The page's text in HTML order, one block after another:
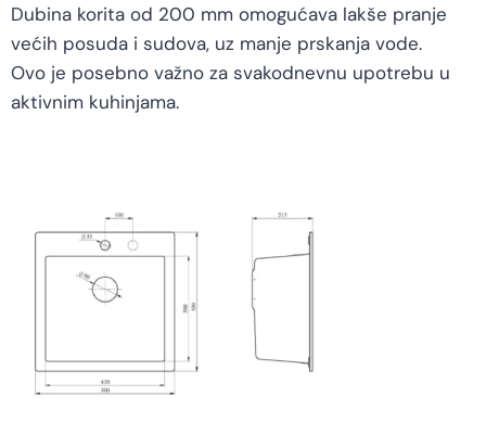
Dubina korita od 200 mm omogućava lakše pranje
većih posuda i sudova, uz manje prskanja vode.
Ovo je posebno važno za svakodnevnu upotrebu u
aktivnim kuhinjama.